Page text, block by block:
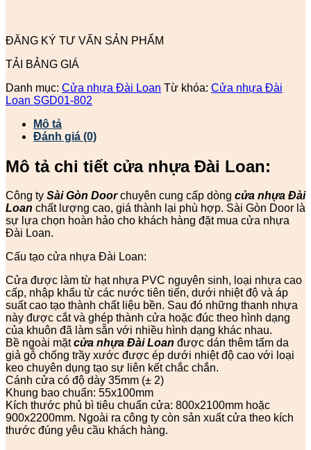
ĐĂNG KÝ TƯ VẤN SẢN PHẨM
TẢI BẢNG GIÁ
Danh mục: Cửa nhựa Đài Loan Từ khóa: Cửa nhựa Đài
Loan SGD01-802
Mô tả
Đánh giá (0)
Mô tả chi tiết cửa nhựa Đài Loan:
Công ty Sài Gòn Doorchuyên cung cấp dòng cửa nhựa Đài
Loan chất lượng cao, giá thành lại phù hợp. Sài Gòn Door là
sự lựa chọn hoàn hảo cho khách hàng đặt mua cửa nhựa
Đài Loan.
Cấu tạo cửa nhựa Đài Loan:
Cửa được làm từ hạt nhựa PVC nguyên sinh, loại nhựa cao
cấp, nhập khẩu từ các nước tiên tiến, dưới nhiệt độ và áp
suất cao tạo thành chất liệu bền. Sau đó những thanh nhựa
này được cắt và ghép thành cửa hoặc đúc theo hình dạng
của khuôn đã làm sẵn với nhiều hình dạng khác nhau.
Bề ngoài mặtcửa nhựa Đài Loan được dán thêm tấm da
giả gỗ chống trầy xước được ép dưới nhiệt độ cao với loại
keo chuyên dụng tạo sự liên kết chắc chắn.
Cánh cửa có độ dày 35mm (± 2)
Khung bao chuẩn: 55x100mm
Kích thước phủ bì tiêu chuẩn cửa: 800x2100mm hoặc
900x2200mm. Ngoài ra công ty còn sản xuất cửa theo kích
thước đúng yêu cầu khách hàng.